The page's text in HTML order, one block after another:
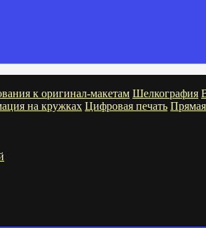
к оригинал-макетам Шелкография
на кружках Цифровая печать